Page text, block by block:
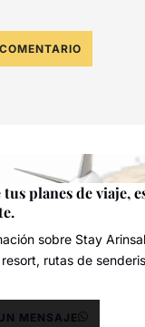
planes de viaje,
sobre Stay
rutas de
MENSAJE